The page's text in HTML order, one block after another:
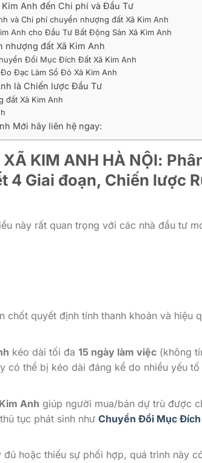
Anh đến Chi phí và Đầu Tư
và Chi phí chuyển nhượng đất Xã Kim Anh
Anh cho Đầu Tư Bất Động Sản Xã Kim Anh
nhượng đất Xã Kim Anh
Đổi Mục Đích Đất Xã Kim Anh
Đạc Làm Sổ Đỏ Xã Kim Anh
là Chiến lược Đầu Tư
đất Xã Kim Anh
Mới hãy liên hệ ngay:
KIM ANH HÀ NỘI:
4 Giai đoạn, Chiến lược
này rất quan trọng với các nhà đầu tư
chốt quyết định tính thanh khoản và hiệu
kéo dài tối đa 15 ngày làm việc(không
có thể bị kéo dài đáng kể do nhiều yếu tố
Anh giúp người mua/bán dự trù được
tục phát sinh như Chuyển Đổi Mục
đủ hoặc thiếu sự phối hợp, quá trình này